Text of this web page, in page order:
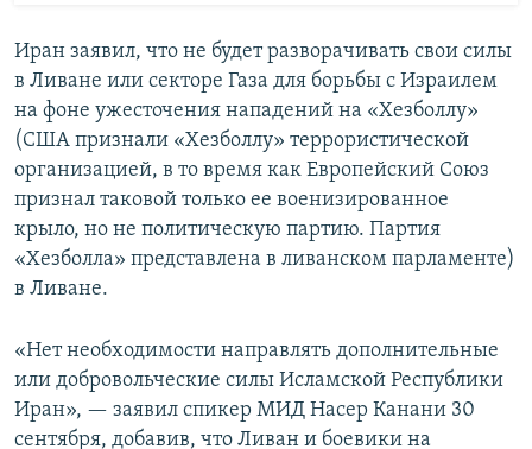
Иран заявил, что не будет разворачивать свои силы
в Ливане или секторе Газа для борьбы с Израилем
на фоне ужесточения нападений на «Хезболлу»
(США признали «Хезболлу» террористической
организацией, в то время как Европейский Союз
признал таковой только ее военизированное
крыло, но не политическую партию. Партия
«Хезболла» представлена в ливанском парламенте)
в Ливане.
«Нет необходимости направлять дополнительные
или добровольческие силы Исламской Республики
Иран», — заявил спикер МИД Насер Канани 30
сентября, добавив, что Ливан и боевики на